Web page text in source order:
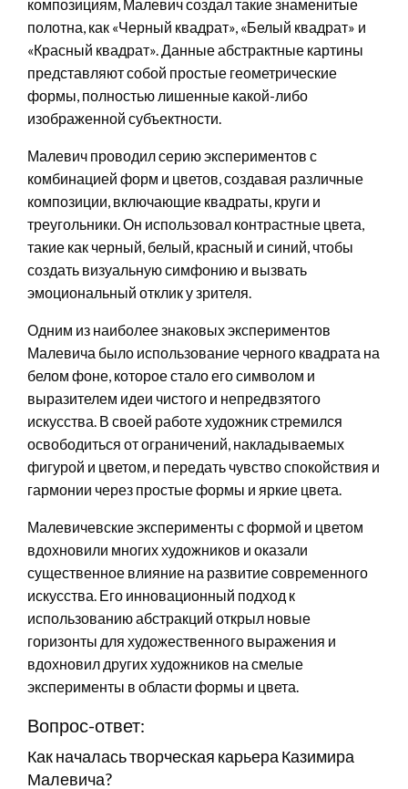
композициям, Малевич создал такие знаменитые
полотна, как «Черный квадрат», «Белый квадрат» и
«Красный квадрат». Данные абстрактные картины
представляют собой простые геометрические
формы, полностью лишенные какой-либо
изображенной субъектности.
Малевич проводил серию экспериментов с
комбинацией форм и цветов, создавая различные
композиции, включающие квадраты, круги и
треугольники. Он использовал контрастные цвета,
такие как черный, белый, красный и синий, чтобы
создать визуальную симфонию и вызвать
эмоциональный отклик у зрителя.
Одним из наиболее знаковых экспериментов
Малевича было использование черного квадрата на
белом фоне, которое стало его символом и
выразителем идеи чистого и непредвзятого
искусства. В своей работе художник стремился
освободиться от ограничений, накладываемых
фигурой и цветом, и передать чувство спокойствия и
гармонии через простые формы и яркие цвета.
Малевичевские эксперименты с формой и цветом
вдохновили многих художников и оказали
существенное влияние на развитие современного
искусства. Его инновационный подход к
использованию абстракций открыл новые
горизонты для художественного выражения и
вдохновил других художников на смелые
эксперименты в области формы и цвета.
Вопрос-ответ:
Как началась творческая карьера Казимира
Малевича?